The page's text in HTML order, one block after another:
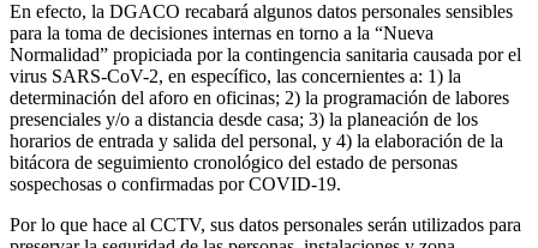
En efecto, la DGACO recabará algunos datos personales sensibles
para la toma de decisiones internas en torno a la “Nueva
Normalidad” propiciada por la contingencia sanitaria causada por el
virus SARS-CoV-2, en específico, las concernientes a: 1) la
determinación del aforo en oficinas; 2) la programación de labores
presenciales y/o a distancia desde casa; 3) la planeación de los
horarios de entrada y salida del personal, y 4) la elaboración de la
bitácora de seguimiento cronológico del estado de personas
sospechosas o confirmadas por COVID-19.
Por lo que hace al CCTV, sus datos personales serán utilizados para